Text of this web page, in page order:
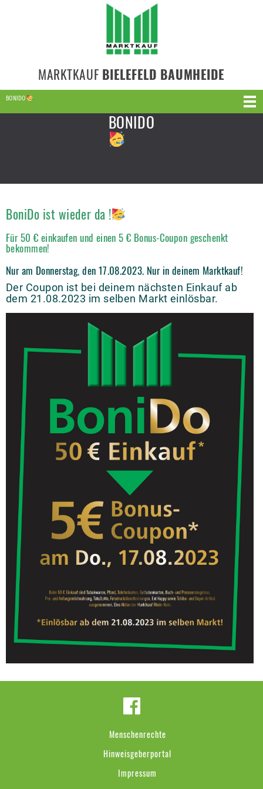
MARKTKAUF BIELEFELD BAUMHEIDE
BONIDO
BONIDO
BoniDo ist wieder da !
Für 50 € einkaufen und einen 5 € Bonus-Coupon geschenkt
bekommen!
Nur am Donnerstag, den 17.08.2023. Nur in deinem Marktkauf!
Der Coupon ist bei deinem nächsten Einkauf ab
dem 21.08.2023 im selben Markt einlösbar.
Menschenrechte
Hinweisgeberportal
Impressum